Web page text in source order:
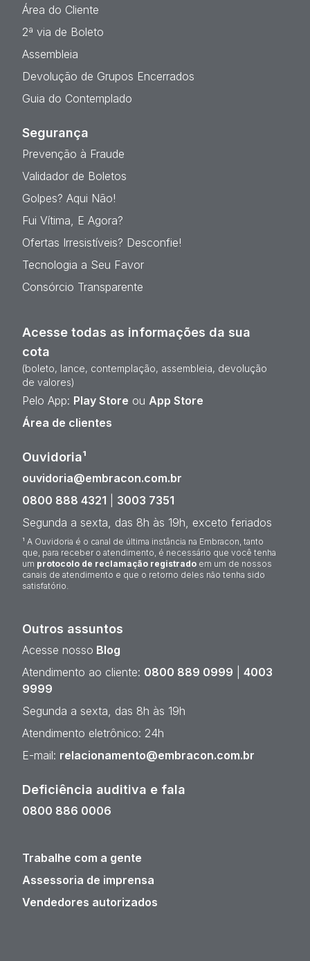
Área do Cliente
2ª via de Boleto
Assembleia
Devolução de Grupos Encerrados
Guia do Contemplado
Segurança
Prevenção à Fraude
Validador de Boletos
Golpes? Aqui Não!
Fui Vítima, E Agora?
Ofertas Irresistíveis? Desconfie!
Tecnologia a Seu Favor
Consórcio Transparente
Acesse todas as informações da sua
cota
(boleto, lance, contemplação, assembleia, devolução
de valores)
Pelo App: Play Store ou App Store
Área de clientes
Ouvidoria¹
ouvidoria@embracon.com.br
0800 888 4321
3003 7351
Segunda a sexta, das 8h às 19h, exceto feriados
¹ A Ouvidoria é o canal de última instância na Embracon, tanto
que, para receber o atendimento, é necessário que você tenha
um protocolo de reclamação registrado em um de nossos
canais de atendimento e que o retorno deles não tenha sido
satisfatório.
Outros assuntos
Acesse nosso Blog
Atendimento ao cliente: 0800 889 0999
4003
9999
Segunda a sexta, das 8h às 19h
Atendimento eletrônico: 24h
E-mail: relacionamento@embracon.com.br
Deficiência auditiva e fala
0800 886 0006
Trabalhe com a gente
Assessoria de imprensa
Vendedores autorizados